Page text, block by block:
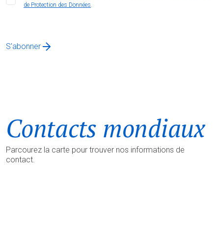
de Protection des Données.
S'abonner
Contacts mondiaux
Parcourez la carte pour trouver nos informations de
contact.